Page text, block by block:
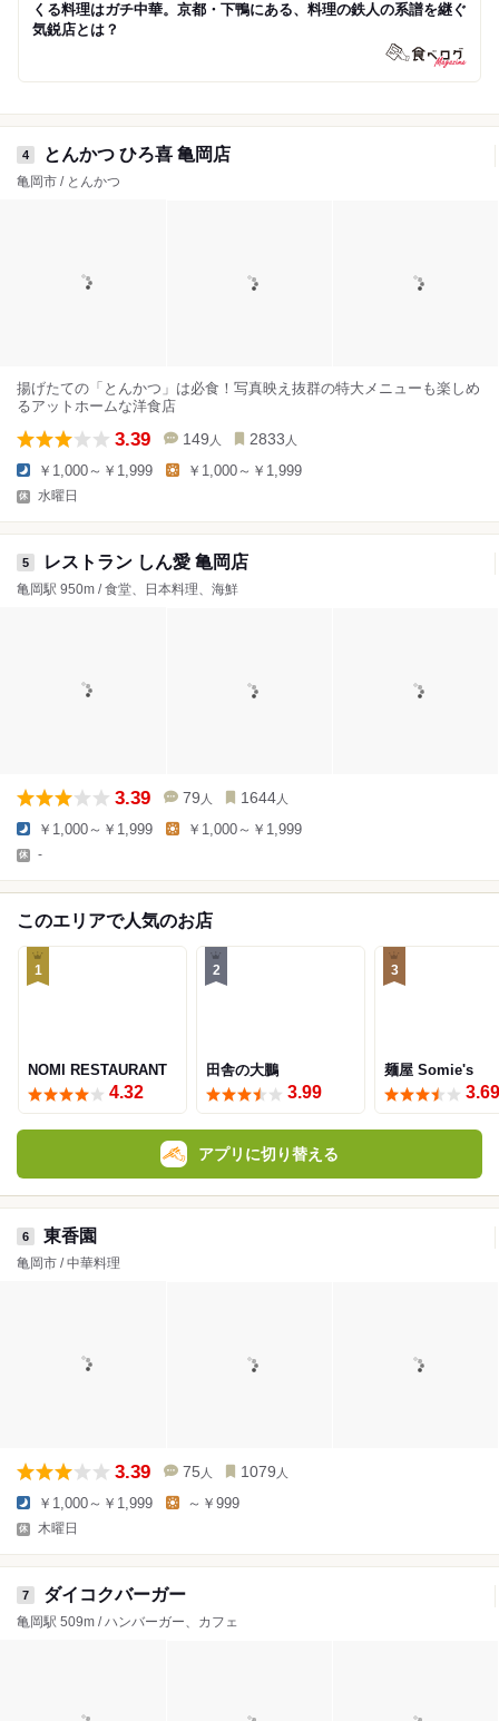
くる料理はガチ中華。京都・下鴨にある、料理の鉄人の系譜を継ぐ
気鋭店とは？
4 とんかつ ひろ喜 亀岡店
亀岡市 / とんかつ
揚げたての「とんかつ」は必食！写真映え抜群の特大メニューも楽しめ
るアットホームな洋食店
3.39 149 人 2833 人
￥1,000～￥1,999 ￥1,000～￥1,999
水曜日
5 レストラン しん愛 亀岡店
亀岡駅 950m / 食堂、日本料理、海鮮
3.39 79 人 1644 人
￥1,000～￥1,999 ￥1,000～￥1,999
-
このエリアで人気のお店
1
NOMI RESTAURANT
4.32
2
田舎の大鵬
3.99
3
麺屋 Somie's
3.69
アプリに切り替える
6 東香園
亀岡市 / 中華料理
3.39 75 人 1079 人
￥1,000～￥1,999 ～￥999
木曜日
7 ダイコクバーガー
亀岡駅 509m / ハンバーガー、カフェ